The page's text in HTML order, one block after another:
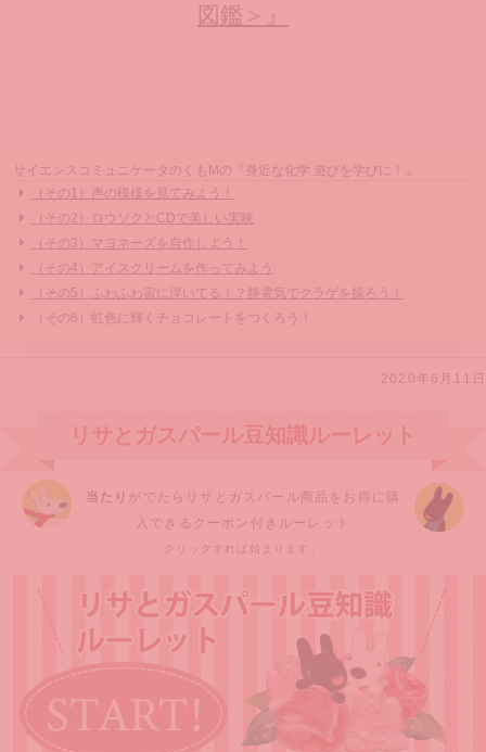
図鑑＞』
サイエンスコミュニケータのくもMの『身近な化学 遊びを学びに！』
（その1）声の模様を見てみよう！
（その2）ロウソクとCDで美しい実験
（その3）マヨネーズを自作しよう！
（その4）アイスクリームを作ってみよう
（その5）ふわふわ宙に浮いてる！？静電気でクラゲを操ろう！
（その6）虹色に輝くチョコレートをつくろう！
2020年6月11日
リサとガスパール豆知識ルーレット
当たり がでたらリサとガスパール商品をお得に購
入できるクーポン付きルーレット
クリックすれば始まります。